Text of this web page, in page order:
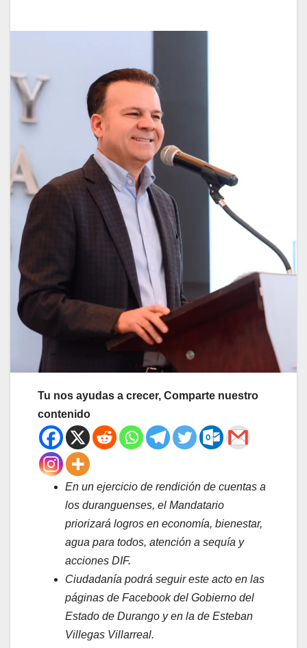
Tu nos ayudas a crecer, Comparte nuestro
contenido
En un ejercicio de rendición de cuentas a
los duranguenses, el Mandatario
priorizará logros en economía, bienestar,
agua para todos, atención a sequía y
acciones DIF.
Ciudadanía podrá seguir este acto en las
páginas de Facebook del Gobierno del
Estado de Durango y en la de Esteban
Villegas Villarreal.